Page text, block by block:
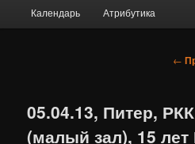
к
Календарь Атрибутика
←
05.04.13, Питер,
(малый зал), 15